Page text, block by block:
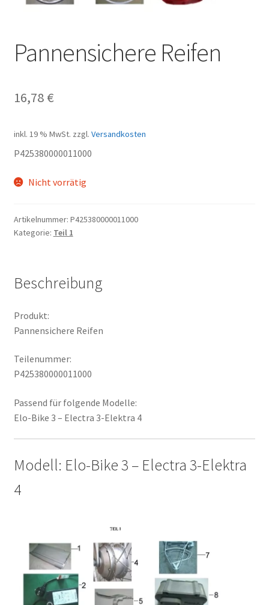
Pannensichere Reifen
16,78 €
inkl. 19 % MwSt. zzgl. Versandkosten
P425380000011000
Nicht vorrätig
Artikelnummer: P425380000011000
Kategorie: Teil 1
Beschreibung
Produkt:
Pannensichere Reifen
Teilenummer:
P425380000011000
Passend für folgende Modelle:
Elo-Bike 3 – Electra 3-Elektra 4
Modell: Elo-Bike 3 – Electra 3-Elektra
4